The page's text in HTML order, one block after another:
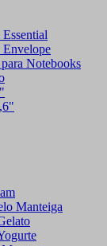
Essential
Envelope
para Notebooks
Manteiga